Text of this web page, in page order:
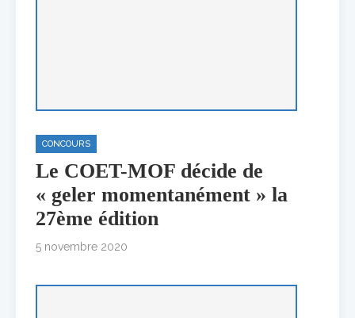
CONCOURS
Le COET-MOF décide de
« geler momentanément » la
27ème édition
5 novembre 2020